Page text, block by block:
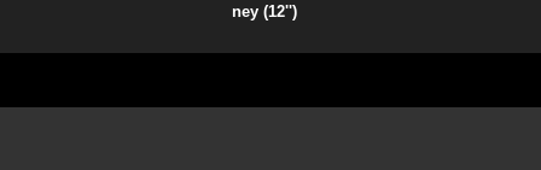
ney (12'')